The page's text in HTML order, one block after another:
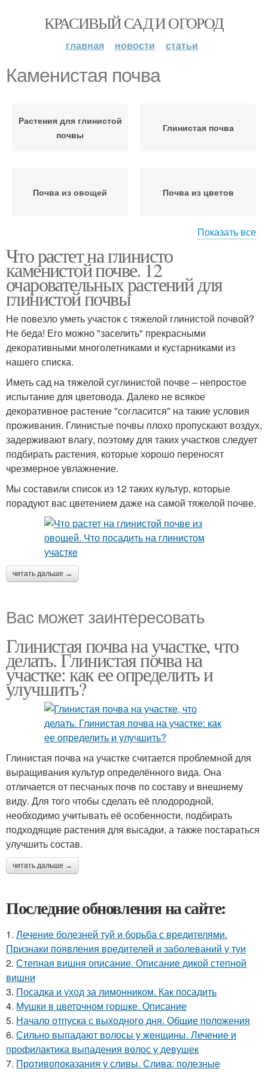
КРАСИВЫЙ САД И ОГОРОД
главная новости статьи
Каменистая почва
Растения для глинистой
почвы
Глинистая почва
Почва из овощей Почва из цветов
глинистых почв
Показать все
Что растет на глинисто
каменистой почве. 12
очаровательных растений для
глинистой почвы
Не повезло уметь участок с тяжелой глинистой почвой?
Не беда! Его можно "заселить" прекрасными
декоративными многолетниками и кустарниками из
нашего списка.
Иметь сад на тяжелой суглинистой почве – непростое
испытание для цветовода. Далеко не всякое
декоративное растение "согласится" на такие условия
проживания. Глинистые почвы плохо пропускают воздух,
задерживают влагу, поэтому для таких участков следует
подбирать растения, которые хорошо переносят
чрезмерное увлажнение.
Мы составили список из 12 таких культур, которые
порадуют вас цветением даже на самой тяжелой почве.
читать дальше →
Вас может заинтересовать
Глинистая почва на участке, что
делать. Глинистая почва на
участке: как ее определить и
улучшить?
Глинистая почва на участке считается проблемной для
выращивания культур определённого вида. Она
отличается от песчаных почв по составу и внешнему
виду. Для того чтобы сделать её плодородной,
необходимо учитывать её особенности, подбирать
подходящие растения для высадки, а также постараться
улучшить состав.
читать дальше →
Последние обновления на сайте:
1. Лечение болезней туй и борьба с вредителями.
Признаки появления вредителей и заболеваний у туи
2. Степная вишня описание. Описание дикой степной
вишни
3. Посадка и уход за лимонником. Как посадить
4. Мушки в цветочном горшке. Описание
5. Начало отпуска с выходного дня. Общие положения
6. Сильно выпадают волосы у женщины. Лечение и
профилактика выпадения волос у девушек
7. Противопоказания у сливы. Слива: полезные